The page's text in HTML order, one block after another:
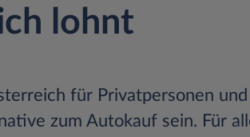
lohnt
für Privatpersonen und
zum Autokauf sein. Für